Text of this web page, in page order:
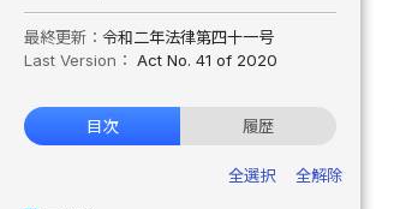
最終更新： 令和二年法律第四十一号
Last Version： Act No. 41 of 2020
目次 履歴
全選択 全解除